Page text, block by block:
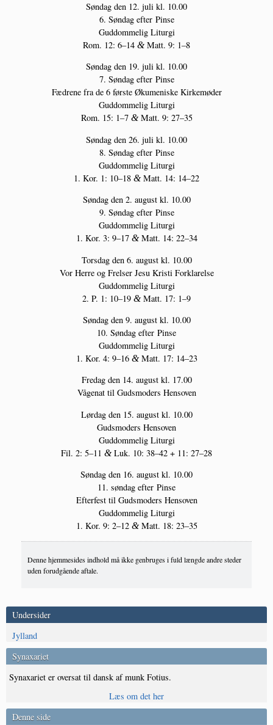
Søn­dag den 12. juli kl. 10.00
6. Søn­dag efter Pinse
Gud­dom­me­lig Liturgi
Rom. 12: 6–14 &Matt. 9: 1–8
Søn­dag den 19. juli kl. 10.00
7. Søn­dag efter Pinse
Fædre­ne fra de 6 før­ste Øku­me­ni­ske Kirkemøder
Gud­dom­me­lig Liturgi
Rom. 15: 1–7 &Matt. 9: 27–35
Søn­dag den 26. juli kl. 10.00
8. Søn­dag efter Pinse
Gud­dom­me­lig Liturgi
1. Kor. 1: 10–18 &Matt. 14: 14–22
Søn­dag den 2. august kl. 10.00
9. Søn­dag efter Pinse
Gud­dom­me­lig Liturgi
1. Kor. 3: 9–17 &Matt. 14: 22–34
Tors­dag den 6. august kl. 10.00
Vor Her­re og Frel­ser Jesu Kri­sti Forklarelse
Gud­dom­me­lig Liturgi
2. P. 1: 10–19 &Matt. 17: 1–9
Søn­dag den 9. august kl. 10.00
10. Søn­dag efter Pinse
Gud­dom­me­lig Liturgi
1. Kor. 4: 9–16 &Matt. 17: 14–23
Fre­dag den 14. august kl. 17.00
Våge­nat til Guds­mo­ders Hensoven
Lør­dag den 15. august kl. 10.00
Guds­mo­ders Hensoven
Gud­dom­me­lig Liturgi
Fil. 2: 5–11 &Luk. 10: 38–42 + 11: 27–28
Søn­dag den 16. august kl. 10.00
11. søn­dag efter Pinse
Efter­fest til Guds­mo­ders Hensoven
Gud­dom­me­lig Liturgi
1. Kor. 9: 2–12 &Matt. 18: 23–35
Denne hjemmesides indhold må ikke genbruges i fuld længde andre steder
uden forudgående aftale.
Undersider
Jylland
Synaxariet
Synaxariet er oversat til dansk af munk Fotius.
Læs om det her
Denne side